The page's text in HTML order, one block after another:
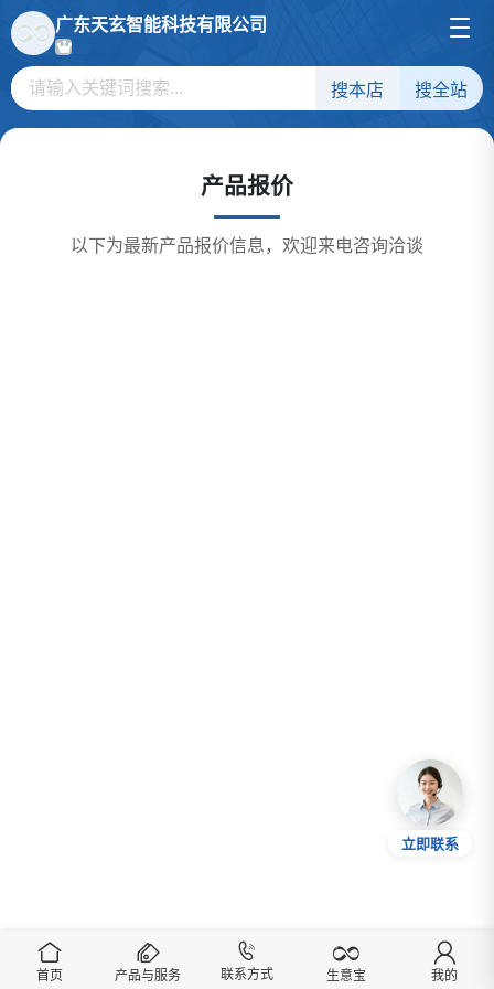
广东天玄智能科技有限公司
搜本店 搜全站
产品报价
以下为最新产品报价信息，欢迎来电咨询洽谈
立即联系
首页 产品与服务 联系方式 生意宝 我的